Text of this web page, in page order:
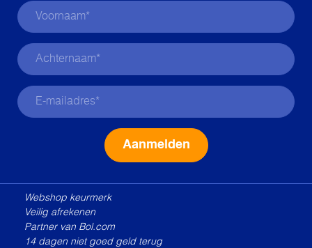
Webshop keurmerk
Veilig afrekenen
Partner van Bol.com
14 dagen niet goed geld terug